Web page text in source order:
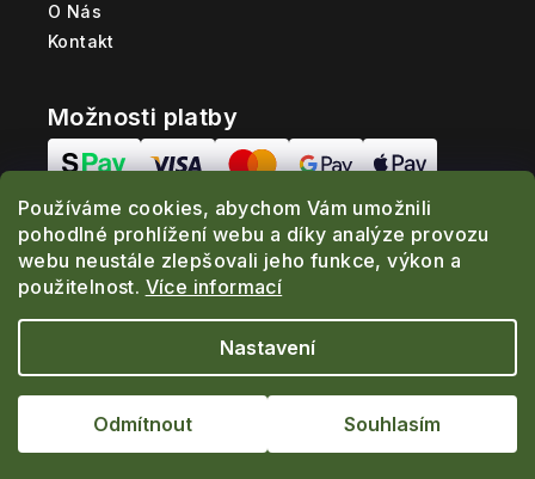
Používáme cookies, abychom Vám umožnili
pohodlné prohlížení webu a díky analýze provozu
webu neustále zlepšovali jeho funkce, výkon a
použitelnost. Více informací
Nastavení
Odmítnout Souhlasím
O Nás
Kontakt
Možnosti platby
Možnosti dopravy
práva vyhrazena.
Vytvořil Shoptet